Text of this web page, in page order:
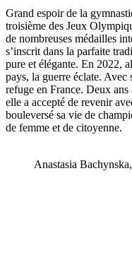
Grand espoir de la
troisième des Jeux
de nombreuses médailles
s’inscrit dans la parfaite
pure et élégante. En 2022,
pays, la guerre éclate.
refuge en France. Deux
elle a accepté de revenir
bouleversé sa vie de
de femme et de citoyenne.
Anastasia